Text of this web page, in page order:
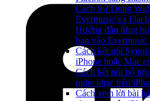
Cách Sử Dụng
Evermusic và
Hướng dẫn từng
bạn vào
Cách kết nối
iPhone hoặc Mac
Cách kết nối bộ
nghe nhạc trên
Cách xem lời bài